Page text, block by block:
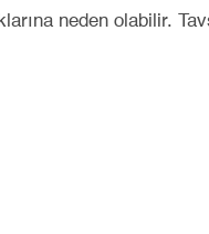
neden olabilir.